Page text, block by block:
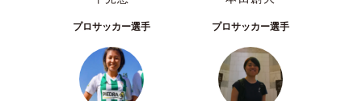
プロサッカー選手 プロサッカー選手